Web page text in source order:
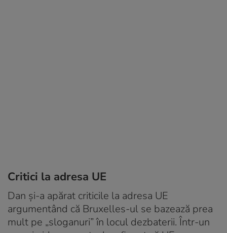
Critici la adresa UE
Dan și-a apărat criticile la adresa UE
argumentând că Bruxelles-ul se bazează prea
mult pe „sloganuri” în locul dezbaterii. Într-un